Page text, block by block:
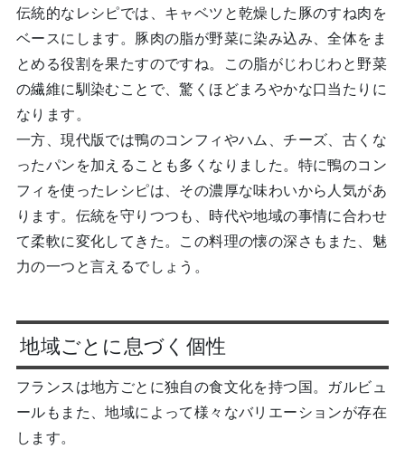
伝統的なレシピでは、キャベツと乾燥した豚のすね肉を
ベースにします。豚肉の脂が野菜に染み込み、全体をま
とめる役割を果たすのですね。この脂がじわじわと野菜
の繊維に馴染むことで、驚くほどまろやかな口当たりに
なります。
一方、現代版では鴨のコンフィやハム、チーズ、古くな
ったパンを加えることも多くなりました。特に鴨のコン
フィを使ったレシピは、その濃厚な味わいから人気があ
ります。伝統を守りつつも、時代や地域の事情に合わせ
て柔軟に変化してきた。この料理の懐の深さもまた、魅
力の一つと言えるでしょう。
地域ごとに息づく個性
フランスは地方ごとに独自の食文化を持つ国。ガルビュ
ールもまた、地域によって様々なバリエーションが存在
します。